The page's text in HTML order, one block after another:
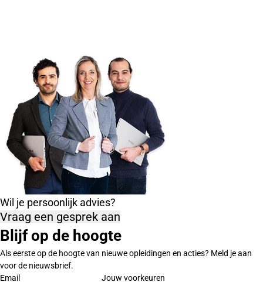
Wil je persoonlijk advies?
Vraag een gesprek aan
Blijf op de hoogte
Als eerste op de hoogte van nieuwe opleidingen en acties? Meld je aan
voor de nieuwsbrief.
Email
Jouw voorkeuren